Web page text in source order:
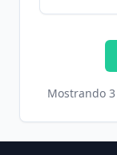
Mostrando 3